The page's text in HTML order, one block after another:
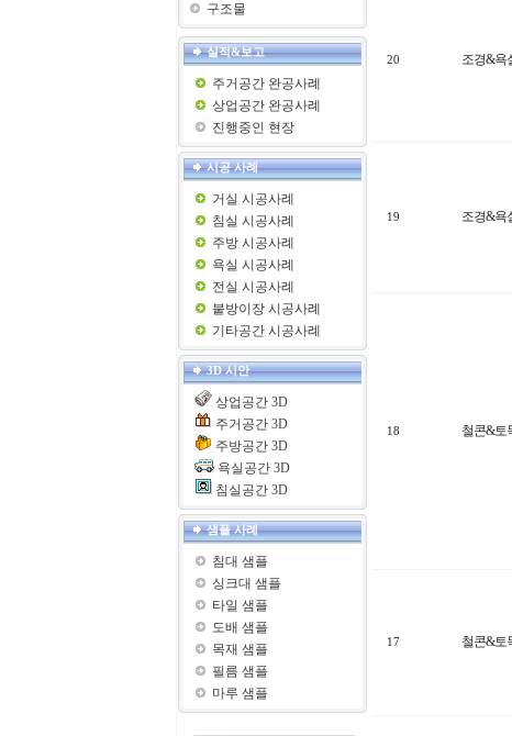
구조물
실적&보고
주거공간 완공사례
상업공간 완공사례
진행중인 현장
시공 사례
거실 시공사례
침실 시공사례
주방 시공사례
욕실 시공사례
전실 시공사례
붙방이장 시공사례
기타공간 시공사례
3D 시안
상업공간 3D
주거공간 3D
주방공간 3D
욕실공간 3D
침실공간 3D
샘플 사례
침대 샘플
싱크대 샘플
타일 샘플
도배 샘플
목재 샘플
필름 샘플
마루 샘플
20 조경&욕
19 조경&욕
18 철콘&토
17 철콘&토